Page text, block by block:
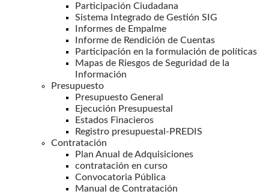
Participación Ciudadana
Sistema Integrado de Gestión SIG
Informes de Empalme
Informe de Rendición de Cuentas
Participación en la formulación de políticas
Mapas de Riesgos de Seguridad de la
Información
Presupuesto
Presupuesto General
Ejecución Presupuestal
Estados Finacieros
Registro presupuestal-PREDIS
Contratación
Plan Anual de Adquisiciones
contratación en curso
Convocatoria Pública
Manual de Contratación